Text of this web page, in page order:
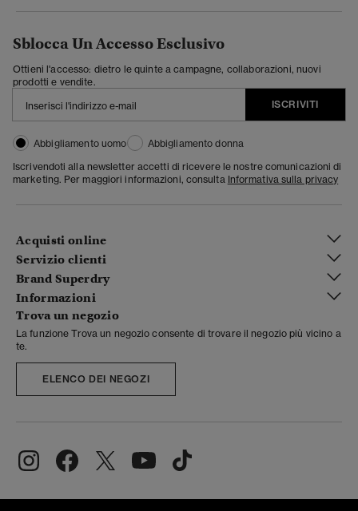
Sblocca Un Accesso Esclusivo
Ottieni l'accesso: dietro le quinte a campagne, collaborazioni, nuovi
prodotti e vendite.
ISCRIVITI
Abbigliamento uomo
Abbigliamento donna
Iscrivendoti alla newsletter accetti di ricevere le nostre comunicazioni di
marketing. Per maggiori informazioni, consulta Informativa sulla privacy
Acquisti online
Servizio clienti
Brand Superdry
Informazioni
Trova un negozio
La funzione Trova un negozio consente di trovare il negozio più vicino a
te.
ELENCO DEI NEGOZI